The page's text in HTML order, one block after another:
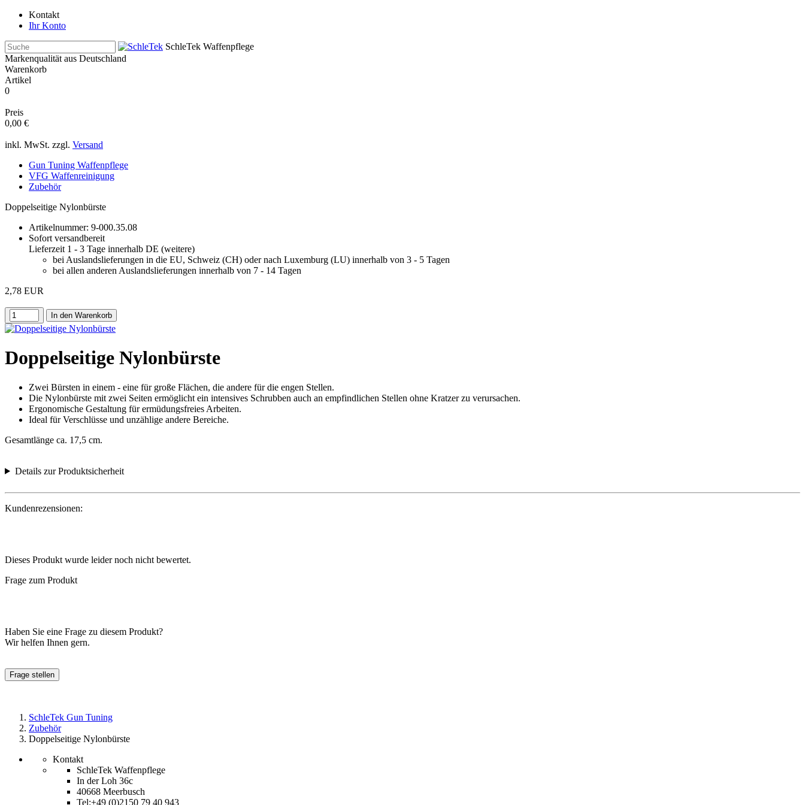
Kontakt
Ihr Konto
SchleTek Waffenpflege
Markenqualität aus Deutschland
Warenkorb
Artikel
0
Preis
0,00 €
inkl. MwSt. zzgl. Versand
Gun Tuning Waffenpflege
VFG Waffenreinigung
Zubehör
Doppelseitige Nylonbürste
Artikelnummer: 9-000.35.08
Sofort versandbereit
Lieferzeit 1 - 3 Tage innerhalb DE (weitere)
bei Auslandslieferungen in die EU, Schweiz (CH) oder nach Luxemburg (LU) innerhalb von 3 - 5 Tagen
bei allen anderen Auslandslieferungen innerhalb von 7 - 14 Tagen
2,78 EUR
In den Warenkorb
Doppelseitige Nylonbürste
Zwei Bürsten in einem - eine für große Flächen, die andere für die engen Stellen.
Die Nylonbürste mit zwei Seiten ermöglicht ein intensives Schrubben auch an empfindlichen Stellen ohne Kratzer zu verursachen.
Ergonomische Gestaltung für ermüdungsfreies Arbeiten.
Ideal für Verschlüsse und unzählige andere Bereiche.
Gesamtlänge ca. 17,5 cm.
Details zur Produktsicherheit
Kundenrezensionen:
Dieses Produkt wurde leider noch nicht bewertet.
Frage zum Produkt
Haben Sie eine Frage zu diesem Produkt?
Wir helfen Ihnen gern.
Frage stellen
SchleTek Gun Tuning
Zubehör
Doppelseitige Nylonbürste
Kontakt
SchleTek Waffenpflege
In der Loh 36c
40668 Meerbusch
Tel:+49 (0)2150 79 40 943